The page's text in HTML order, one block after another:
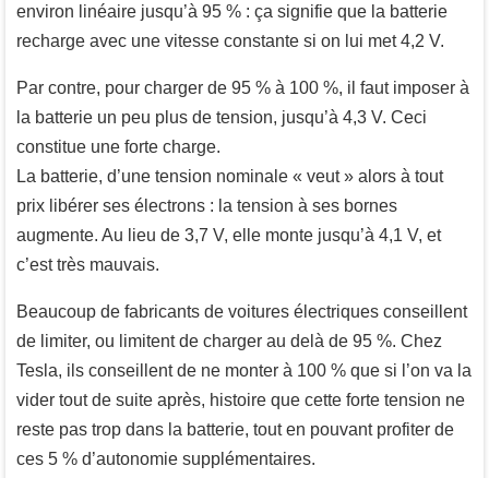
environ linéaire jusqu’à 95 % : ça signifie que la batterie
recharge avec une vitesse constante si on lui met 4,2 V.
Par contre, pour charger de 95 % à 100 %, il faut imposer à
la batterie un peu plus de tension, jusqu’à 4,3 V. Ceci
constitue une forte charge.
La batterie, d’une tension nominale « veut » alors à tout
prix libérer ses électrons : la tension à ses bornes
augmente. Au lieu de 3,7 V, elle monte jusqu’à 4,1 V, et
c’est très mauvais.
Beaucoup de fabricants de voitures électriques conseillent
de limiter, ou limitent de charger au delà de 95 %. Chez
Tesla, ils conseillent de ne monter à 100 % que si l’on va la
vider tout de suite après, histoire que cette forte tension ne
reste pas trop dans la batterie, tout en pouvant profiter de
ces 5 % d’autonomie supplémentaires.